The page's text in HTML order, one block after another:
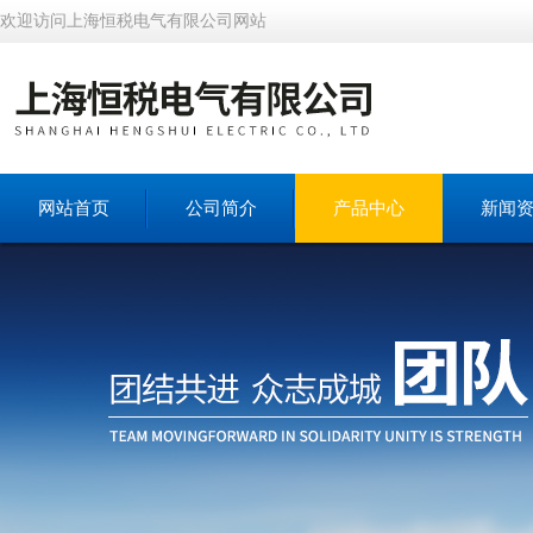
欢迎访问上海恒税电气有限公司网站
网站首页 公司简介 产品中心 新闻